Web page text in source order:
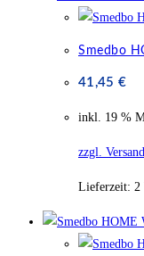
Smedbo
41,45 €
inkl. 19 %
zzgl.
Lieferzeit: 2